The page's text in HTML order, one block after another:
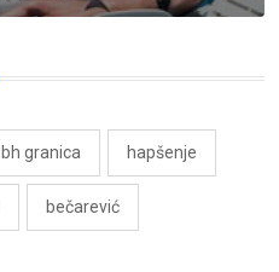
bh granica hapšenje
bečarević